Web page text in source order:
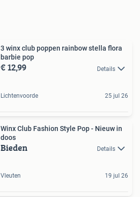
3 winx club poppen rainbow stella flora
barbie pop
€ 12,99 Details
Lichtenvoorde 25 jul 26
Winx Club Fashion Style Pop - Nieuw in
doos
Bieden Details
Vleuten 19 jul 26